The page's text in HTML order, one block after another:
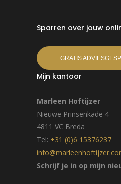
Sparren over jouw
GRATIS
Mijn kantoor
Marleen Hoftijzer
Nieuwe Prinsenkade 4
4811 VC Breda
Tel: +31 (0)6 15376237
Schrijf je in op mijn